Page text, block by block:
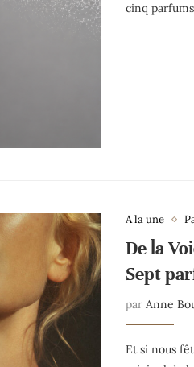
cinq
A la une
De la
Sept
par Anne
Et si nous